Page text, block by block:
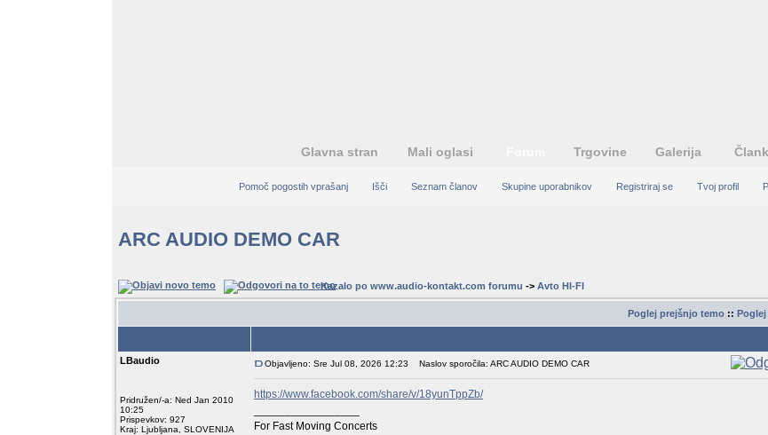
Glavna stran Mali oglasi Trgovine Galerija
Pomoč pogostih vprašanj Išči Seznam članov Skupine uporabnikov Registriraj se Tvoj profil
ARC AUDIO DEMO CAR
Kazalo po www.audio-kontakt.com forumu -> Avto HI-FI
Poglej prejšnjo temo ::
LBaudio
Pridružen/-a: Ned Jan 2010
10:25
Prispevkov: 927
Kraj: Ljubljana, SLOVENIJA
Objavljeno: Sre Jul 08, 2026 12:23 Naslov sporočila: ARC AUDIO DEMO CAR
https://www.facebook.com/share/v/18yunTppZb/
For Fast Moving Concerts